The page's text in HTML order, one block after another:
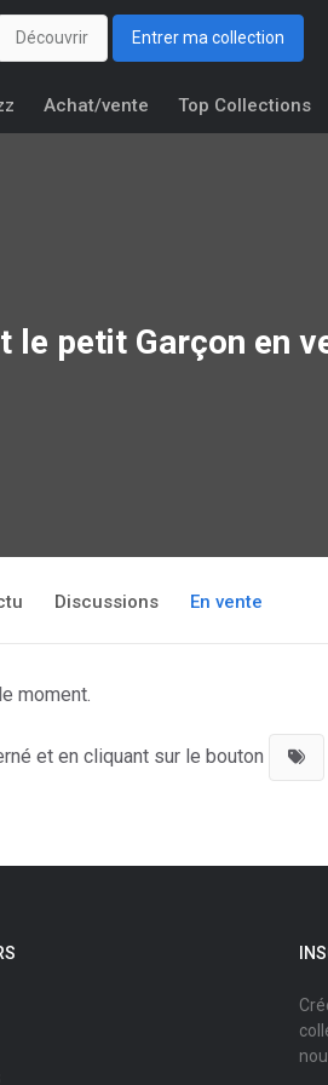
Découvrir Entrer ma collection
Achat/vente Top Collections
le petit Garçon en
Discussions En vente
moment.
et en cliquant sur le bouton